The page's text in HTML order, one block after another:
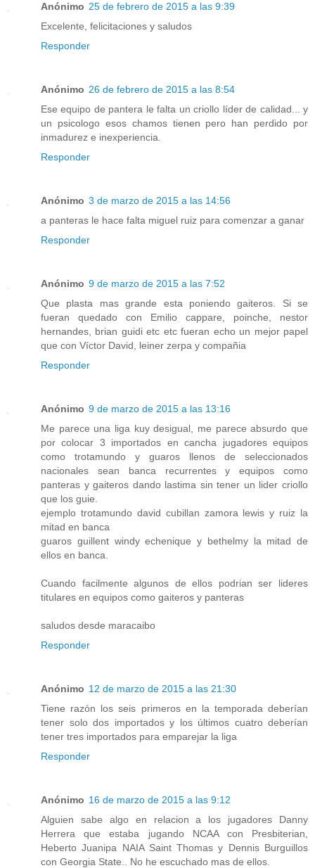
Anónimo 25 de febrero de 2015 a las 9:39
Excelente, felicitaciones y saludos
Responder
Anónimo 26 de febrero de 2015 a las 8:54
Ese equipo de pantera le falta un criollo líder de calidad... y
un psicologo esos chamos tienen pero han perdido por
inmadurez e inexperiencia.
Responder
Anónimo 3 de marzo de 2015 a las 14:56
a panteras le hace falta miguel ruiz para comenzar a ganar
Responder
Anónimo 9 de marzo de 2015 a las 7:52
Que plasta mas grande esta poniendo gaiteros. Si se
fueran quedado con Emilio cappare, poinche, nestor
hernandes, brian guidi etc etc fueran echo un mejor papel
que con Víctor David, leiner zerpa y compañia
Responder
Anónimo 9 de marzo de 2015 a las 13:16
Me parece una liga kuy desigual, me parece absurdo que
por colocar 3 importados en cancha jugadores equipos
como trotamundo y guaros llenos de seleccionados
nacionales sean banca recurrentes y equipos como
panteras y gaiteros dando lastima sin tener un lider criollo
que los guie.
ejemplo trotamundo david cubillan zamora lewis y ruiz la
mitad en banca
guaros guillent windy echenique y bethelmy la mitad de
ellos en banca.
Cuando facilmente algunos de ellos podrian ser lideres
titulares en equipos como gaiteros y panteras
saludos desde maracaibo
Responder
Anónimo 12 de marzo de 2015 a las 21:30
Tiene razón los seis primeros en la temporada deberían
tener solo dos importados y los últimos cuatro deberían
tener tres importados para emparejar la liga
Responder
Anónimo 16 de marzo de 2015 a las 9:12
Alguien sabe algo en relacion a los jugadores Danny
Herrera que estaba jugando NCAA con Presbiterian,
Heberto Juanipa NAIA Saint Thomas y Dennis Burguillos
con Georgia State.. No he escuchado mas de ellos.